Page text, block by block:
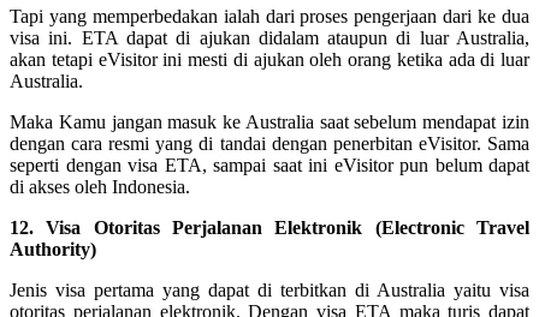
Tapi yang memperbedakan ialah dari proses pengerjaan dari ke dua
visa ini. ETA dapat di ajukan didalam ataupun di luar Australia,
akan tetapi eVisitor ini mesti di ajukan oleh orang ketika ada di luar
Australia.
Maka Kamu jangan masuk ke Australia saat sebelum mendapat izin
dengan cara resmi yang di tandai dengan penerbitan eVisitor. Sama
seperti dengan visa ETA, sampai saat ini eVisitor pun belum dapat
di akses oleh Indonesia.
12. Visa Otoritas Perjalanan Elektronik (Electronic Travel
Authority)
Jenis visa pertama yang dapat di terbitkan di Australia yaitu visa
otoritas perjalanan elektronik. Dengan visa ETA maka turis dapat